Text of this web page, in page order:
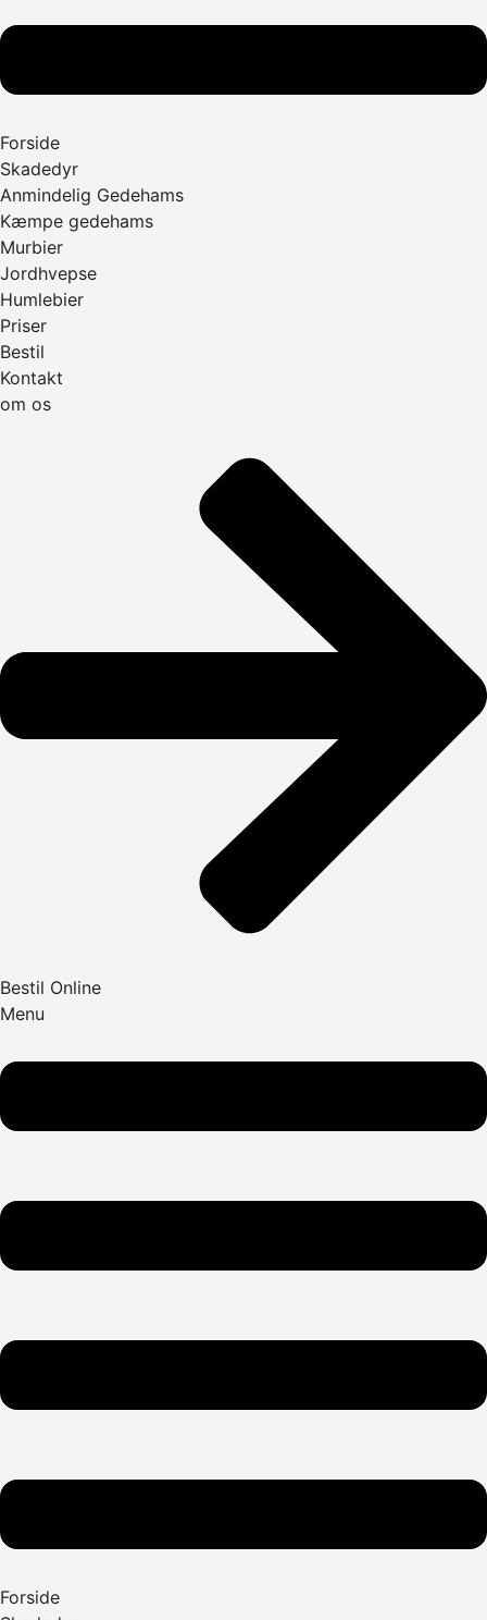
Forside
Skadedyr
Anmindelig Gedehams
Kæmpe gedehams
Murbier
Jordhvepse
Humlebier
Priser
Bestil
Kontakt
om os
Bestil Online
Menu
Forside